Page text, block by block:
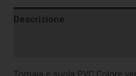
Descrizione